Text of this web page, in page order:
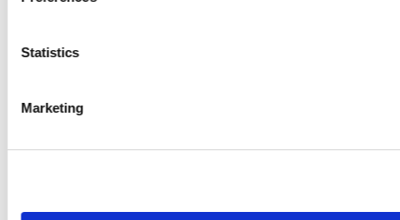
Statistics
Marketing